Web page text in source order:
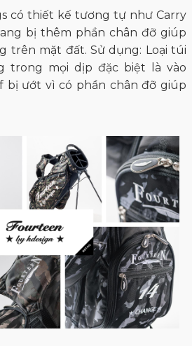
có thiết kế tương tự như Carry
bị thêm phần chân đỡ giúp
trên mặt đất. Sử dụng: Loại túi
trong mọi dịp đặc biệt là vào
bị ướt vì có phần chân đỡ giúp